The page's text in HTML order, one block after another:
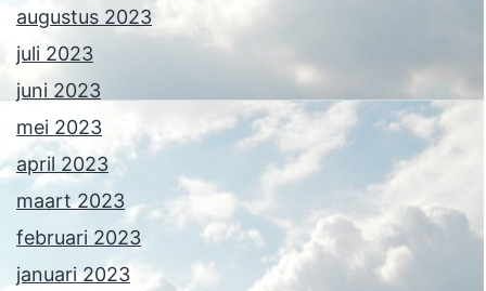
augustus 2023
juli 2023
juni 2023
mei 2023
april 2023
maart 2023
februari 2023
januari 2023